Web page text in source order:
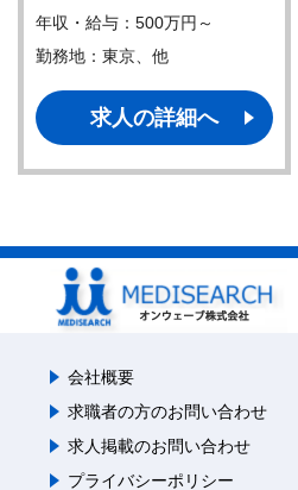
年収・給与：500万円～
勤務地：東京、他
求人の詳細へ
会社概要
求職者の方のお問い合わせ
求人掲載のお問い合わせ
プライバシーポリシー